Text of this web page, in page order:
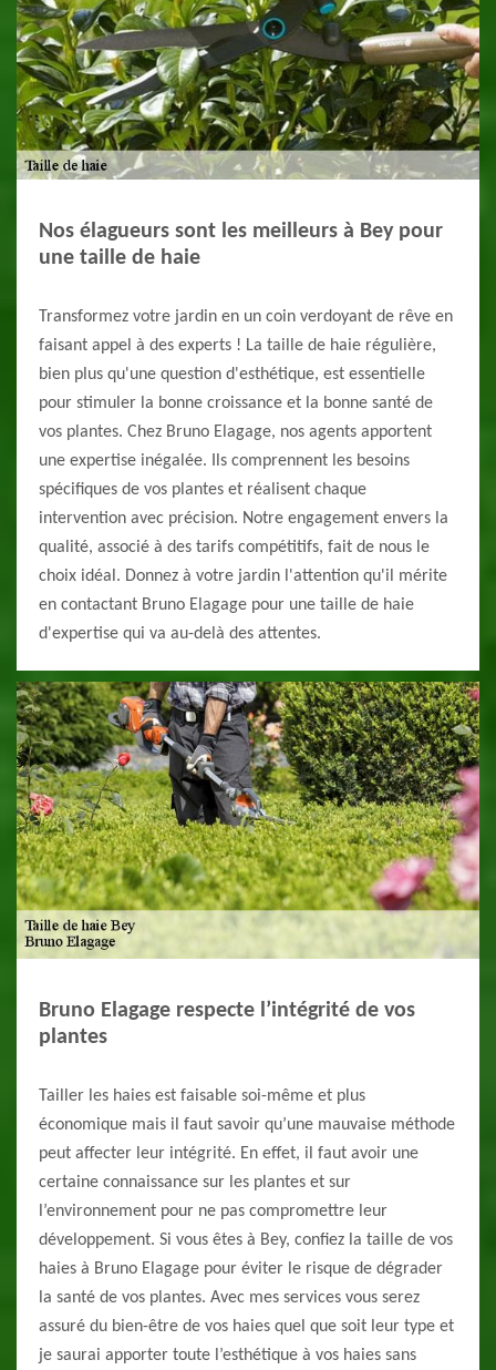
Nos élagueurs sont les meilleurs à Bey pour
une taille de haie
Transformez votre jardin en un coin verdoyant de rêve en
faisant appel à des experts ! La taille de haie régulière,
bien plus qu'une question d'esthétique, est essentielle
pour stimuler la bonne croissance et la bonne santé de
vos plantes. Chez Bruno Elagage, nos agents apportent
une expertise inégalée. Ils comprennent les besoins
spécifiques de vos plantes et réalisent chaque
intervention avec précision. Notre engagement envers la
qualité, associé à des tarifs compétitifs, fait de nous le
choix idéal. Donnez à votre jardin l'attention qu'il mérite
en contactant Bruno Elagage pour une taille de haie
d'expertise qui va au-delà des attentes.
Bruno Elagage respecte l’intégrité de vos
plantes
Tailler les haies est faisable soi-même et plus
économique mais il faut savoir qu’une mauvaise méthode
peut affecter leur intégrité. En effet, il faut avoir une
certaine connaissance sur les plantes et sur
l’environnement pour ne pas compromettre leur
développement. Si vous êtes à Bey, confiez la taille de vos
haies à Bruno Elagage pour éviter le risque de dégrader
la santé de vos plantes. Avec mes services vous serez
assuré du bien-être de vos haies quel que soit leur type et
je saurai apporter toute l’esthétique à vos haies sans